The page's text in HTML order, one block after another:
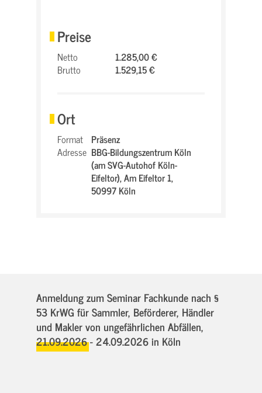
Preise
Netto
1.285,00 €
Brutto
1.529,15 €
Ort
Format Präsenz
Adresse BBG-Bildungszentrum Köln
(am SVG-Autohof Köln-
Eifeltor),Am Eifeltor 1,
50997 Köln
Anmeldung zum Seminar Fachkunde nach §
53 KrWG für Sammler, Beförderer, Händler
und Makler von ungefährlichen Abfällen,
21.09.2026 - 24.09.2026in Köln